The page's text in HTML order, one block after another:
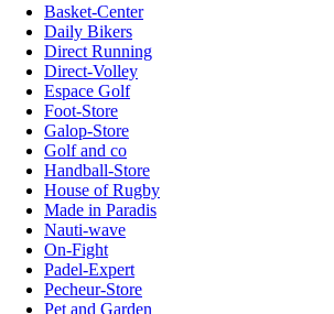
Basket-Center
Daily Bikers
Direct Running
Direct-Volley
Espace Golf
Foot-Store
Galop-Store
Golf and co
Handball-Store
House of Rugby
Made in Paradis
Nauti-wave
On-Fight
Padel-Expert
Pecheur-Store
Pet and Garden